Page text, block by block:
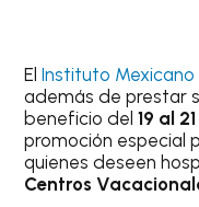
ElInstituto Mexicano
además de prestar
beneficio del19 al
promoción especial
quienes deseen
Centros